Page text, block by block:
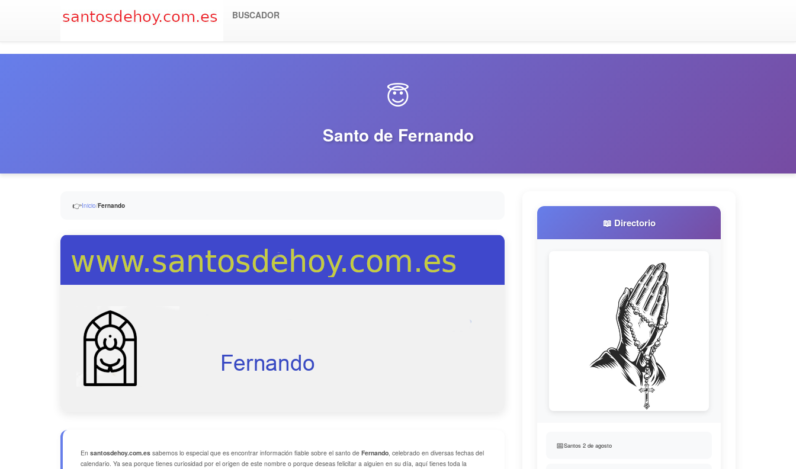
BUSCADOR
😇
Santo de Fernando
👉Inicio/Fernando
En santosdehoy.com.es sabemos lo especial que es encontrar información fiable sobre el santo de Fernando, celebrado en diversas fechas del
calendario. Ya sea porque tienes curiosidad por el origen de este nombre o porque deseas felicitar a alguien en su día, aquí tienes toda la
📖 Directorio
📅Santos 2 de agosto